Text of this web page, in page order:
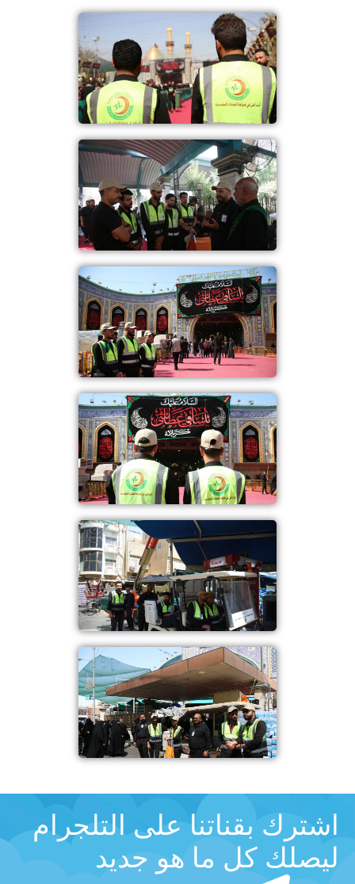
اشترك بقناتنا على التلجرام
ليصلك كل ما هو جديد